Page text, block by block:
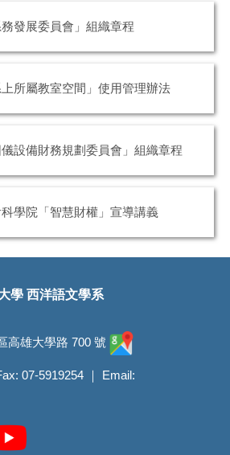
發展委員會」組織章程
所屬教室空間」使用管理辦法
設備財務規劃委員會」組織章程
科學院「智慧財權」宣導講義
學 西洋語文學系
高雄大學路 700 號
07-5919254 ｜ Email: